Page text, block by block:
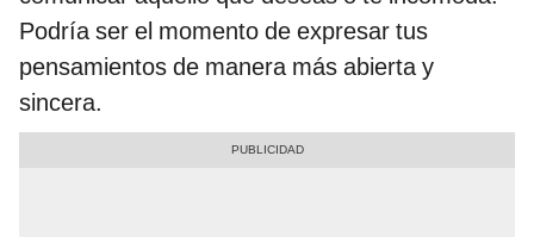
Podría ser el momento de expresar tus
pensamientos de manera más abierta y
sincera.